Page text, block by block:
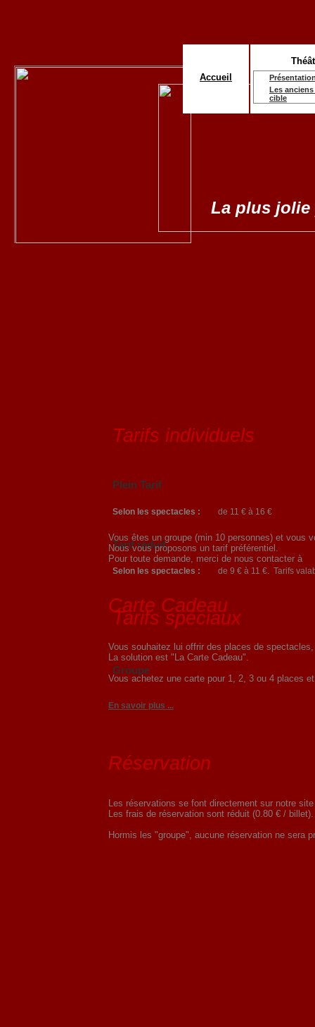
Tarifs individuels
Plein Tarif
Selon les spectacles : de 11 € à 16 €
Tarif réduit
Selon les spectacles : de 9 € à 11 €. Tarifs
Tarifs spéciaux
Groupe
La plus jolie
Accueil
Les anciens
cible
Vous êtes un groupe (min 10 personnes) et vous
Nous vous proposons un tarif préférentiel.
Pour toute demande, merci de nous contacter à
Vous souhaitez lui offrir des places de
La solution est "La Carte Cadeau".
Vous achetez une carte pour 1, 2, 3 ou 4 places
Carte Cadeau
En savoir plus ...
Réservation
Les réservations se font directement sur notre
Les frais de réservation sont réduit (0.80 € / billet).
Hormis les "groupe", aucune réservation ne sera